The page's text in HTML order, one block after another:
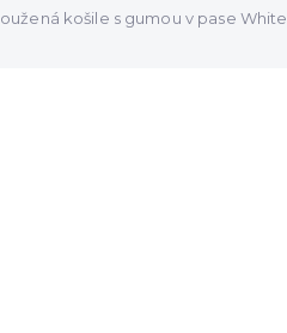
košile s gumou v pase White